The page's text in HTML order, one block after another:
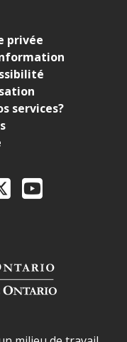
privée
services?
Aid Ontario
X YouTube